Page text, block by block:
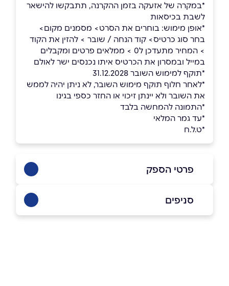
*במקרה של אזעקה בזמן ההקרנה, תתבקשו להישאר
לשבת בכיסאות
*אופן מימוש: בוחרים את הסרט> מסמנים מקום>
בחר סוג כרטיס> קוד הנחה / שובר > להזין את הקוד
> המחיר מתעדכן ל0 > ממלאים פרטים ומקבלים
במייל ובמסרון את הכרטיס איתו נכנסים ישר לאולם
*תוקף למימוש השובר 31.12.2028
*לאחר חלוף תוקף מימוש השובר, לא ניתן יהיה לממש
את השובר ולא יינתן זיכוי או החזר כספי בגינו
*התמונה להמחשה בלבד
*עד גמר המלאי
*ט.ל.ח
פרטי הספק
באתר בפייסבוק
סניפים